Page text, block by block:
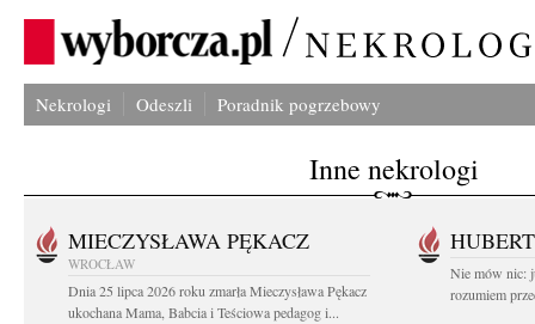
Nekrologi Odeszli Poradnik pogrzebowy
Inne nekrologi
MIECZYSŁAWA PĘKACZ
WROCŁAW
Dnia 25 lipca 2026 roku zmarła Mieczysława Pękacz
ukochana Mama, Babcia i Teściowa pedagog i...
Nie mów nic:
rozumiem